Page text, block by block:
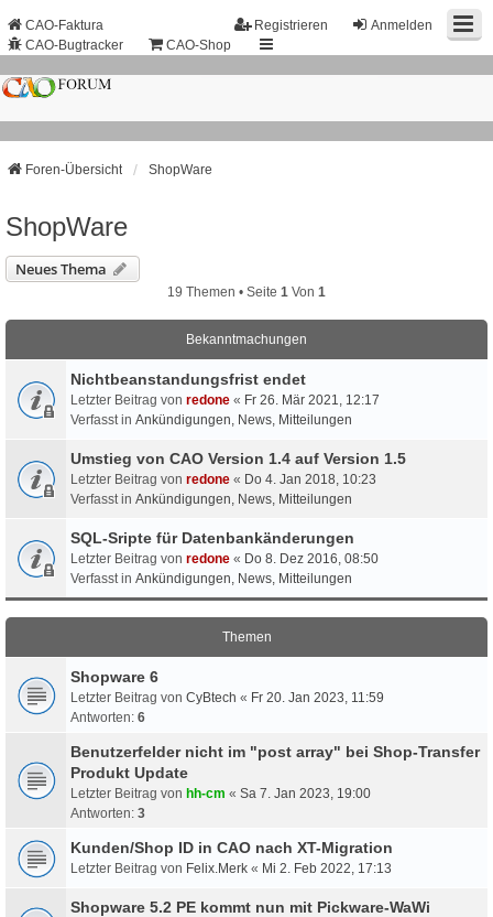
Anmelden
Registrieren
CAO-Faktura
CAO-Bugtracker
CAO-Shop
Foren-Übersicht ShopWare
ShopWare
Neues Thema
19 Themen • Seite 1 Von 1
Bekanntmachungen
Nichtbeanstandungs­frist endet
Letzter Beitrag von redone « Fr 26. Mär 2021, 12:17
Verfasst in Ankündigungen, News, Mitteilungen
Umstieg von CAO Version 1.4 auf Version 1.5
Letzter Beitrag von redone « Do 4. Jan 2018, 10:23
Verfasst in Ankündigungen, News, Mitteilungen
SQL-Sripte für Datenbankänderungen
Letzter Beitrag von redone « Do 8. Dez 2016, 08:50
Verfasst in Ankündigungen, News, Mitteilungen
Themen
Shopware 6
Letzter Beitrag von CyBtech « Fr 20. Jan 2023, 11:59
Antworten: 6
Benutzerfelder nicht im "post array" bei Shop-Transfer
Produkt Update
Letzter Beitrag von hh-cm « Sa 7. Jan 2023, 19:00
Antworten: 3
Kunden/Shop ID in CAO nach XT-Migration
Letzter Beitrag von Felix.Merk « Mi 2. Feb 2022, 17:13
Shopware 5.2 PE kommt nun mit Pickware-WaWi